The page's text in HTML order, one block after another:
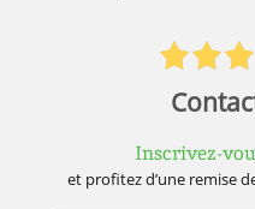
Inscrivez-
et profitez d’une remise